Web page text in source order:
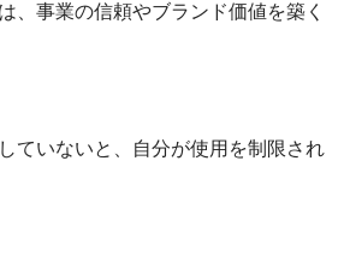
、事業の信頼やブランド価値を築く
ていないと、自分が使用を制限され